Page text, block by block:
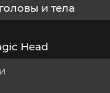
и тела
Head